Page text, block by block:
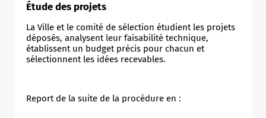
Étude des projets
La Ville et le comité de sélection étudient les projets
déposés, analysent leur faisabilité technique,
établissent un budget précis pour chacun et
sélectionnent les idées recevables.
Report de la suite de la procédure en :